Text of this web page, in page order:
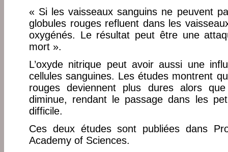
« Si les vaisseaux sanguins ne peuvent
globules rouges refluent dans les
oxygénés. Le résultat peut être une
mort ».
L’oxyde nitrique peut avoir aussi une
cellules sanguines. Les études montrent
rouges deviennent plus dures alors
diminue, rendant le passage dans les
difficile.
Ces deux études sont publiées dans
Academy of Sciences.